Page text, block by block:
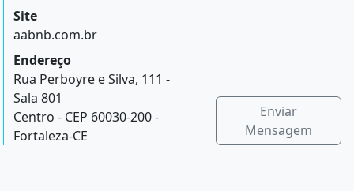
Site
aabnb.com.br
Endereço
Rua Perboyre e Silva, 111 -
Sala 801
Centro - CEP 60030-200 -
Fortaleza-CE
Enviar
Mensagem